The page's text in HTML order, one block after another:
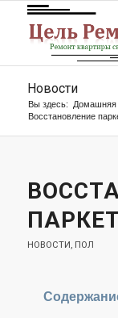
Новости
Вы здесь: Домашняя
Восстановление
НОВОСТИ, ПОЛ